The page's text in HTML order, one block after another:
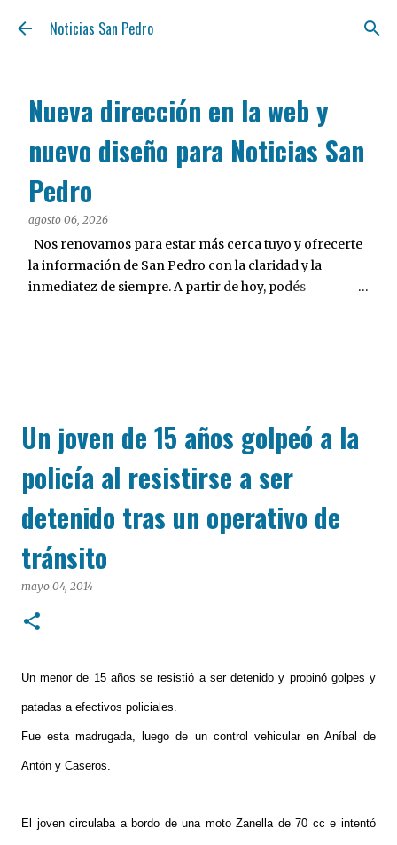
Ir al contenido principal
Noticias San Pedro
Nueva dirección en la web y
nuevo diseño para Noticias San
Pedro
agosto 06, 2026
Nos renovamos para estar más cerca tuyo y ofrecerte
la información de San Pedro con la claridad y la
inmediatez de siempre. A partir de hoy, podés
locales y potenciar la interacción de los lectores con
nuestros contenidos.
Un joven de 15 años golpeó a la
policía al resistirse a ser
detenido tras un operativo de
tránsito
mayo 04, 2014
Un menor de 15 años se resistió a ser detenido y propinó golpes y
patadas a efectivos policiales.
Fue esta madrugada, luego de un control vehicular en Aníbal de
Antón y Caseros.
El joven circulaba a bordo de una moto Zanella de 70 cc e intentó